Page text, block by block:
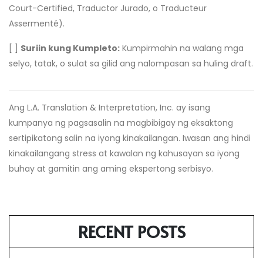
Court-Certified, Traductor Jurado, o Traducteur
Assermenté).
[ ] Suriin kung Kumpleto: Kumpirmahin na walang mga
selyo, tatak, o sulat sa gilid ang nalompasan sa huling draft.
Ang L.A. Translation & Interpretation, Inc. ay isang
kumpanya ng pagsasalin na magbibigay ng eksaktong
sertipikatong salin na iyong kinakailangan. Iwasan ang hindi
kinakailangang stress at kawalan ng kahusayan sa iyong
buhay at gamitin ang aming ekspertong serbisyo.
RECENT POSTS